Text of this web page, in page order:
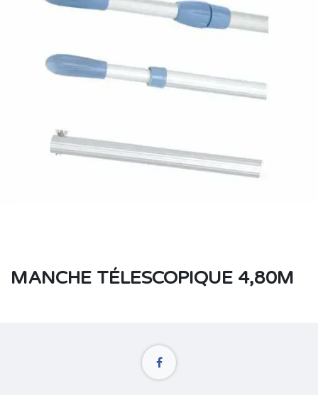
MANCHE TÉLESCOPIQUE 4,80M